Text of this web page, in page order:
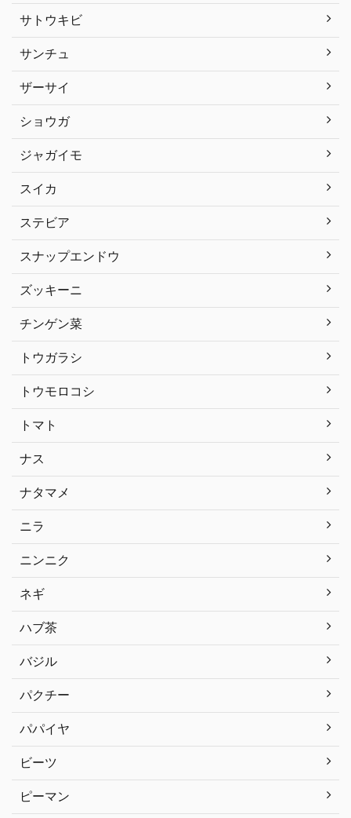
サトウキビ
サンチュ
ザーサイ
ショウガ
ジャガイモ
スイカ
ステビア
スナップエンドウ
ズッキーニ
チンゲン菜
トウガラシ
トウモロコシ
トマト
ナス
ナタマメ
ニラ
ニンニク
ネギ
ハブ茶
バジル
パクチー
パパイヤ
ビーツ
ピーマン